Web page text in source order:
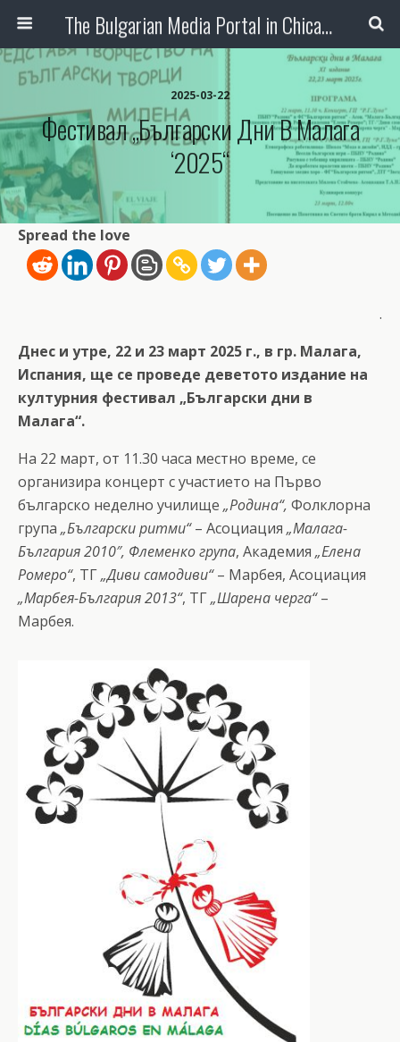
The Bulgarian Media Portal in Chicago
2025-03-22
Фестивал „Български Дни В Малага
‘2025“
Spread the love
.
Днес и утре, 22 и 23 март 2025 г., в гр. Малага,
Испания, ще се проведе деветото издание на
културния фестивал „Български дни в
Малага“.
На 22 март, от 11.30 часа местно време, се
организира концерт с участието на Първо
българско неделно училище „Родина“, Фолклорна
група „Български ритми“– Асоциация „Малага-
България2010″, Флеменко група, Академия „Елена
Ромеро“, ТГ„Диви самодиви“– Марбея, Асоциация
„Марбея-България 2013“, ТГ„Шарена черга“–
Марбея.